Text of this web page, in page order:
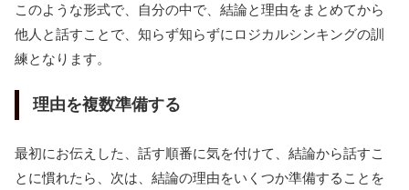
このような形式で、自分の中で、結論と理由をまとめてから
他人と話すことで、知らず知らずにロジカルシンキングの訓
練となります。
理由を複数準備する
最初にお伝えした、話す順番に気を付けて、結論から話すこ
とに慣れたら、次は、結論の理由をいくつか準備することを